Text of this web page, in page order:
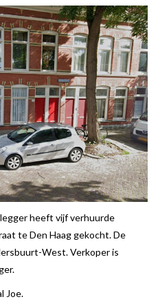
heeft vijf verhuurde
te Den Haag gekocht. De
West. Verkoper is
Joe.